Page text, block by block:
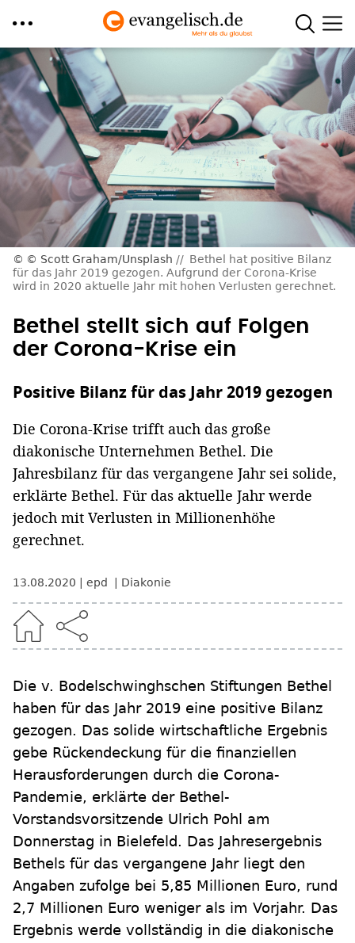
Direkt
zum
Inhalt
© Scott Graham/Unsplash
Bethel hat positive Bilanz
für das Jahr 2019 gezogen. Aufgrund der Corona-Krise
wird in 2020 aktuelle Jahr mit hohen Verlusten gerechnet.
Bethel stellt sich auf Folgen
der Corona-Krise ein
Positive Bilanz für das Jahr 2019 gezogen
Die Corona-Krise trifft auch das große
diakonische Unternehmen Bethel. Die
Jahresbilanz für das vergangene Jahr sei solide,
erklärte Bethel. Für das aktuelle Jahr werde
jedoch mit Verlusten in Millionenhöhe
gerechnet.
13.08.2020 epd Diakonie
Die v. Bodelschwinghschen Stiftungen Bethel
haben für das Jahr 2019 eine positive Bilanz
gezogen. Das solide wirtschaftliche Ergebnis
gebe Rückendeckung für die finanziellen
Herausforderungen durch die Corona-
Pandemie, erklärte der Bethel-
Vorstandsvorsitzende Ulrich Pohl am
Donnerstag in Bielefeld. Das Jahresergebnis
Bethels für das vergangene Jahr liegt den
Angaben zufolge bei 5,85 Millionen Euro, rund
2,7 Millionen Euro weniger als im Vorjahr. Das
Ergebnis werde vollständig in die diakonische